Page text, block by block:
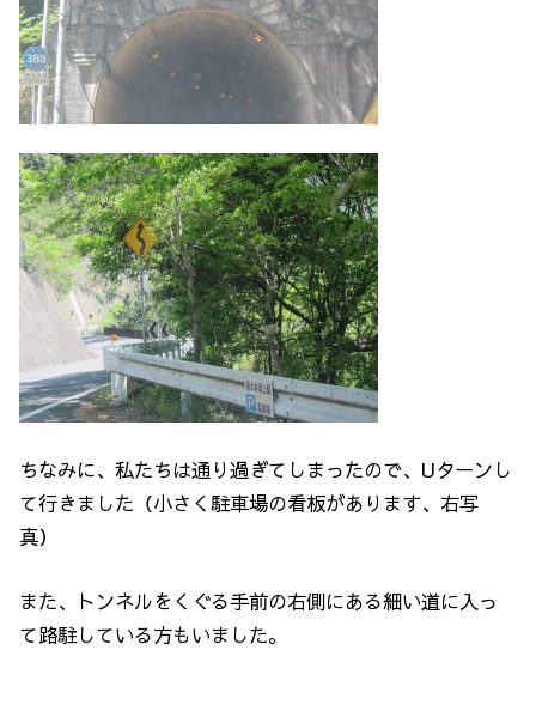
ちなみに、私たちは通り過ぎてしまったので、Uターンし
て行きました（小さく駐車場の看板があります、右写
真）
また、トンネルをくぐる手前の右側にある細い道に入っ
て路駐している方もいました。